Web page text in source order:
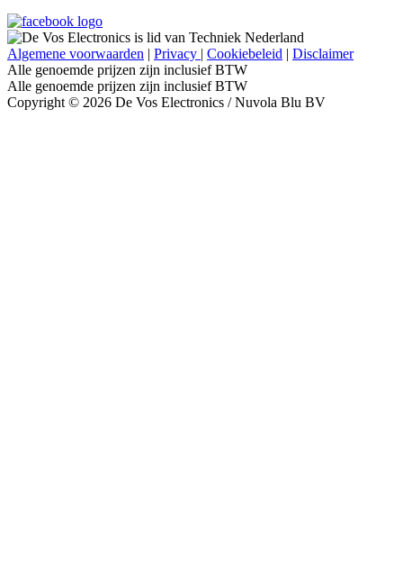
Algemene voorwaarden | Privacy | Cookiebeleid | Disclaimer
Alle genoemde prijzen zijn inclusief BTW
Alle genoemde prijzen zijn inclusief BTW
Copyright © 2026 De Vos Electronics / Nuvola Blu BV